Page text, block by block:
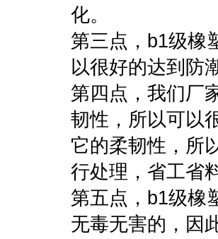
化。
第三点，b1级橡
以很好的达到防
第四点，我们厂
韧性，所以可以
它的柔韧性，所
行处理，省工省
第五点，b1级橡
无毒无害的，因